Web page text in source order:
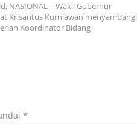
NASIONAL – Wakil Gubernur
Krisantus Kurniawan menyambangi
Koordinator Bidang
*